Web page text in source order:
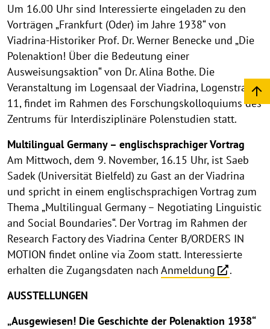
Um 16.00 Uhr sind Interessierte eingeladen zu den
Vorträgen „Frankfurt (Oder) im Jahre 1938“ von
Viadrina-Historiker Prof. Dr. Werner Benecke und „Die
Polenaktion! Über die Bedeutung einer
Ausweisungsaktion“ von Dr. Alina Bothe. Die
Veranstaltung im Logensaal der Viadrina, Logenstraße
11, findet im Rahmen des Forschungskolloquiums des
Zentrums für Interdisziplinäre Polenstudien statt.
Multilingual Germany – englischsprachiger Vortrag
Am Mittwoch, dem 9. November, 16.15 Uhr, ist Saeb
Sadek (Universität Bielfeld) zu Gast an der Viadrina
und spricht in einem englischsprachigen Vortrag zum
Thema „Multilingual Germany – Negotiating Linguistic
and Social Boundaries“. Der Vortrag im Rahmen der
Research Factory des Viadrina Center B/ORDERS IN
MOTION findet online via Zoom statt. Interessierte
erhalten die Zugangsdaten nach Anmeldung
.
AUSSTELLUNGEN
„Ausgewiesen! Die Geschichte der Polenaktion 1938“